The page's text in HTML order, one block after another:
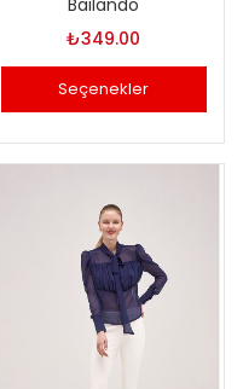
Bailando
₺349.00
Seçenekler
ürünün
fazla
varyasyonu
var.
Seçenekler
ürün